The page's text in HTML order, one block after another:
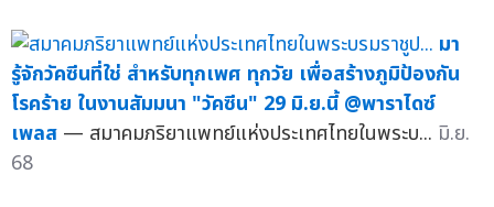
มา
รู้จักวัคซีนที่ใช่ สำหรับทุกเพศ ทุกวัย เพื่อสร้างภูมิป้องกัน
โรคร้าย ในงานสัมมนา "วัคซีน" 29 มิ.ย.นี้ @พาราไดซ์
เพลส — สมาคมภริยาแพทย์แห่งประเทศไทยในพระบ... มิ.ย.
68